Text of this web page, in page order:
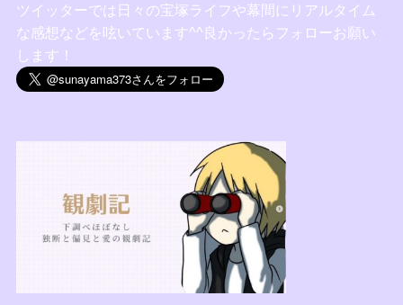
ツイッターでは日々の宝塚ライフや幕間にリアルタイム
な感想などを呟いています^^良かったらフォローお願い
します！